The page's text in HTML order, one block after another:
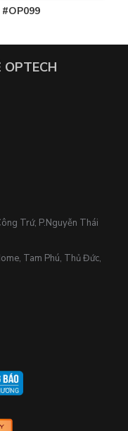
OPTECH
Trứ, P.Nguyễn Thái
Tam Phú, Thủ Đức,